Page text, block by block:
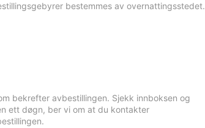
bestemmes av overnattingsstedet.
bekrefter avbestillingen. Sjekk innboksen og
ett døgn, ber vi om at du kontakter